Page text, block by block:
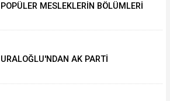
POPÜLER MESLEKLERİN BÖLÜMLERİ
URALOĞLU'NDAN AK PARTİ